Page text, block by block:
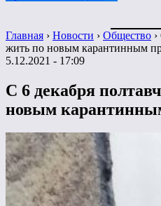
Главная › Новости › Общество ›
жить по новым карантинным
5.12.2021 - 17:09
С 6 декабря
новым